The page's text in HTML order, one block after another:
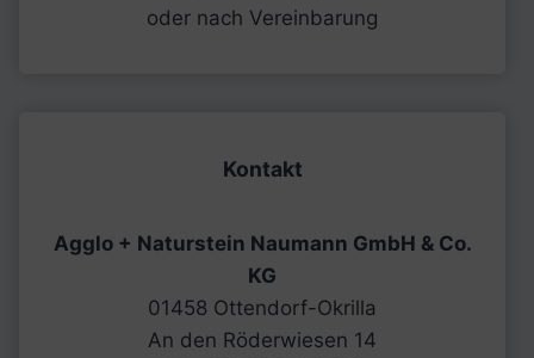
oder nach Vereinbarung
Kontakt
Agglo + Naturstein Naumann GmbH & Co.
KG
01458 Ottendorf-Okrilla
An den Röderwiesen 14